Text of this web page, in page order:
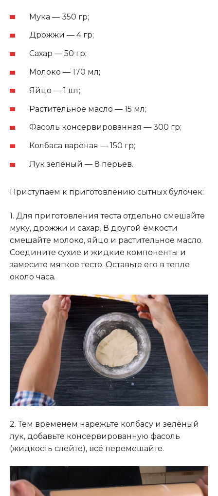
Мука — 350 гр;
Дрожжи — 4 гр;
Сахар — 50 гр;
Молоко — 170 мл;
Яйцо — 1 шт;
Растительное масло — 15 мл;
Фасоль консервированная — 300 гр;
Колбаса варёная — 150 гр;
Лук зелёный — 8 перьев.
Приступаем к приготовлению сытных булочек:
1. Для приготовления теста отдельно смешайте
муку, дрожжи и сахар. В другой ёмкости
смешайте молоко, яйцо и растительное масло.
Соедините сухие и жидкие компоненты и
замесите мягкое тесто. Оставьте его в тепле
около часа.
2. Тем временем нарежьте колбасу и зелёный
лук, добавьте консервированную фасоль
(жидкость слейте), всё перемешайте.